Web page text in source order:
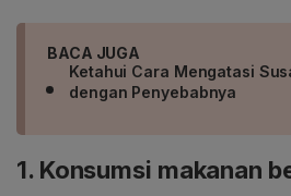
BACA JUGA
Ketahui Cara Mengatasi
dengan Penyebabnya
1. Konsumsi makanan